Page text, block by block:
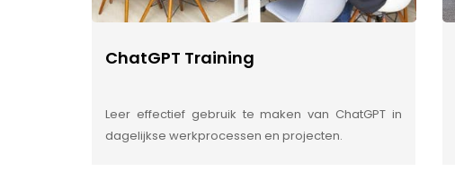
ChatGPT Training
Leer effectief gebruik te maken van ChatGPT in
dagelijkse werkprocessen en projecten.